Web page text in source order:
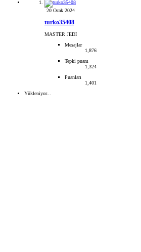
20 Ocak 2024
turko35408
MASTER JEDI
Mesajlar
1,876
Tepki puanı
1,324
Puanları
1,401
Yükleniyor...